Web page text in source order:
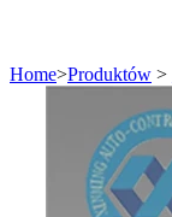
Home>Produktów >